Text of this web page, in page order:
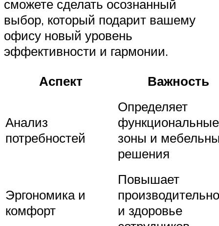
сможете сделать осознанный
выбор, который подарит вашему
офису новый уровень
эффективности и гармонии.
Аспект
Важность
Анализ
потребностей
Определяет
функциональные
зоны и
решения
Эргономика и
комфорт
Повышает
и здоровье